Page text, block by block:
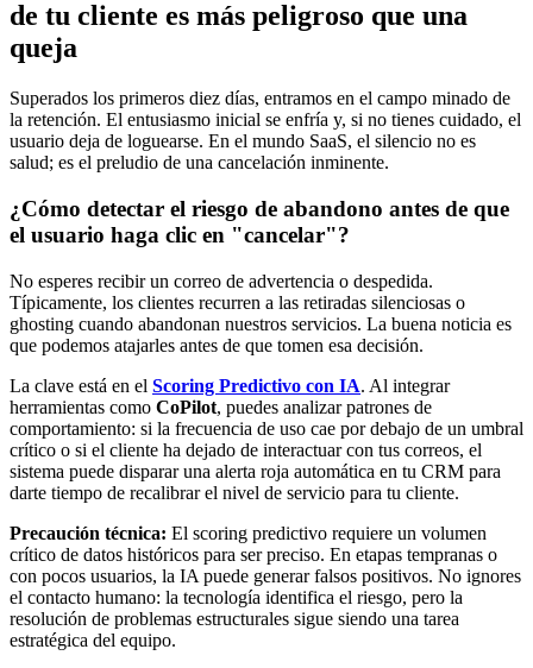
de tu cliente es más peligroso que una
queja
Superados los primeros diez días, entramos en el campo minado de
la retención. El entusiasmo inicial se enfría y, si no tienes cuidado, el
usuario deja de loguearse. En el mundo SaaS, el silencio no es
salud; es el preludio de una cancelación inminente.
¿Cómo detectar el riesgo de abandono antes de que
el usuario haga clic en "cancelar"?
No esperes recibir un correo de advertencia o despedida.
Típicamente, los clientes recurren a las retiradas silenciosas o
ghosting cuando abandonan nuestros servicios. La buena noticia es
que podemos atajarles antes de que tomen esa decisión.
La clave está en el Scoring Predictivo con IA. Al integrar
herramientas como CoPilot, puedes analizar patrones de
comportamiento: si la frecuencia de uso cae por debajo de un umbral
crítico o si el cliente ha dejado de interactuar con tus correos, el
sistema puede disparar una alerta roja automática en tu CRM para
darte tiempo de recalibrar el nivel de servicio para tu cliente.
Precaución técnica: El scoring predictivo requiere un volumen
crítico de datos históricos para ser preciso. En etapas tempranas o
con pocos usuarios, la IA puede generar falsos positivos. No ignores
el contacto humano: la tecnología identifica el riesgo, pero la
resolución de problemas estructurales sigue siendo una tarea
estratégica del equipo.